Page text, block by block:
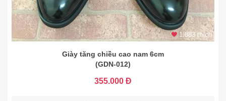
1.883 thích
Giày tăng chiều cao nam 6cm
(GDN-012)
355.000 Đ